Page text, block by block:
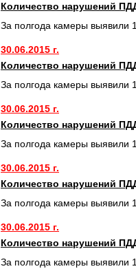
Количество нарушений
За полгода камеры
30.06.2015 г.
Количество нарушений
За полгода камеры
30.06.2015 г.
Количество нарушений
За полгода камеры
30.06.2015 г.
Количество нарушений
За полгода камеры
30.06.2015 г.
Количество нарушений
За полгода камеры